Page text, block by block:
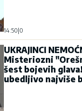
14:50 0
UKRAJINCI
Misteriozni
šest bojevih
ubedljivo najviše